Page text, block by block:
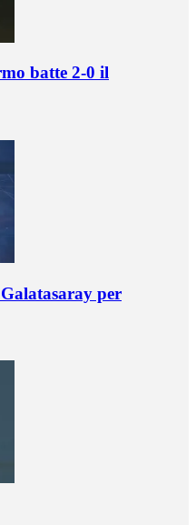
batte 2-0 il
per